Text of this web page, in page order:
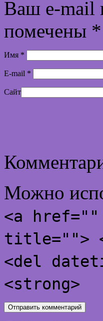
Ваш e-mail
помечены *
Имя *
E-mail *
Сайт
Можно
<a
title="">
<del
<strong>